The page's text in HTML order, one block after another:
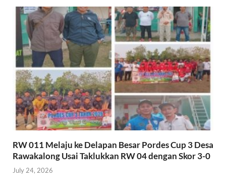
RW 011 Melaju ke Delapan Besar Pordes Cup 3 Desa
Rawakalong Usai Taklukkan RW 04 dengan Skor 3-0
July 24, 2026